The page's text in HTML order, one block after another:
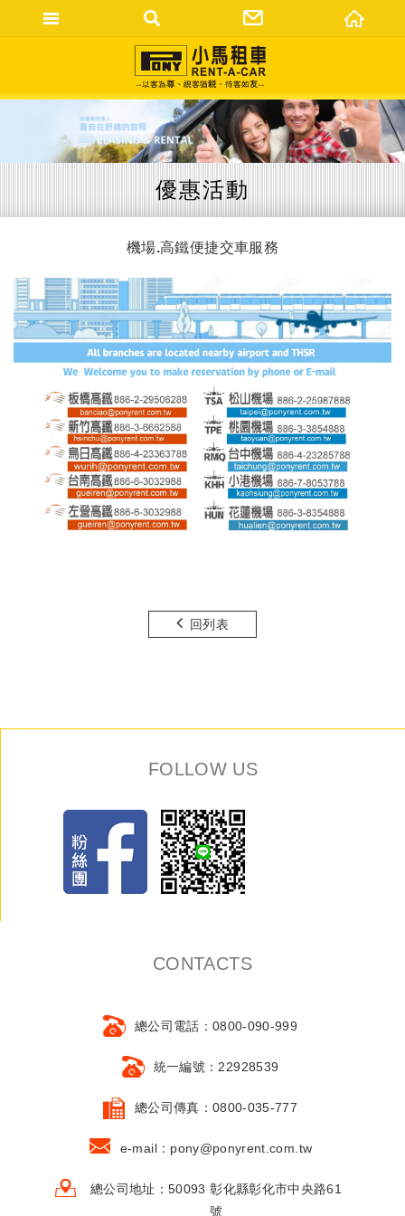
優惠活動
機場.高鐵便捷交車服務
回列表
FOLLOW US
CONTACTS
總公司電話：0800-090-999
統一編號：22928539
總公司傳真：0800-035-777
e-mail：pony@ponyrent.com.tw
總公司地址：50093 彰化縣彰化市中央路61
號